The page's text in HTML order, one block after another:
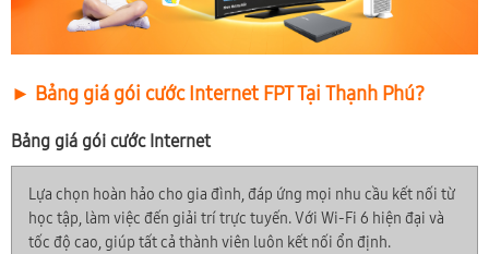
► Bảng giá gói cước Internet FPT Tại Thạnh Phú?
Bảng giá gói cước Internet
Lựa chọn hoàn hảo cho gia đình, đáp ứng mọi nhu cầu kết nối từ
học tập, làm việc đến giải trí trực tuyến. Với Wi-Fi 6 hiện đại và
tốc độ cao, giúp tất cả thành viên luôn kết nối ổn định.